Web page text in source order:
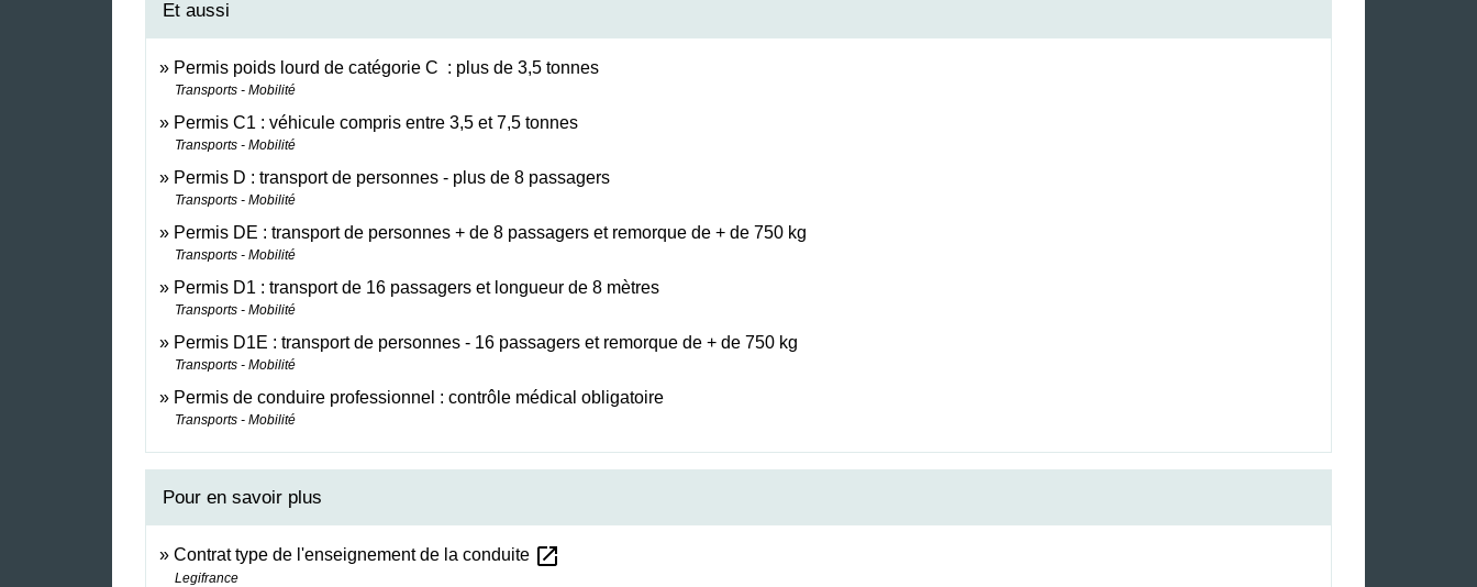
Et aussi
Permis poids lourd de catégorie C : plus de 3,5 tonnes
Transports - Mobilité
Permis C1 : véhicule compris entre 3,5 et 7,5 tonnes
Transports - Mobilité
Permis D : transport de personnes - plus de 8 passagers
Transports - Mobilité
Permis DE : transport de personnes + de 8 passagers et remorque de + de 750 kg
Transports - Mobilité
Permis D1 : transport de 16 passagers et longueur de 8 mètres
Transports - Mobilité
Permis D1E : transport de personnes - 16 passagers et remorque de + de 750 kg
Transports - Mobilité
Permis de conduire professionnel : contrôle médical obligatoire
Transports - Mobilité
Pour en savoir plus
Contrat type de l'enseignement de la conduite open_in_new
Legifrance